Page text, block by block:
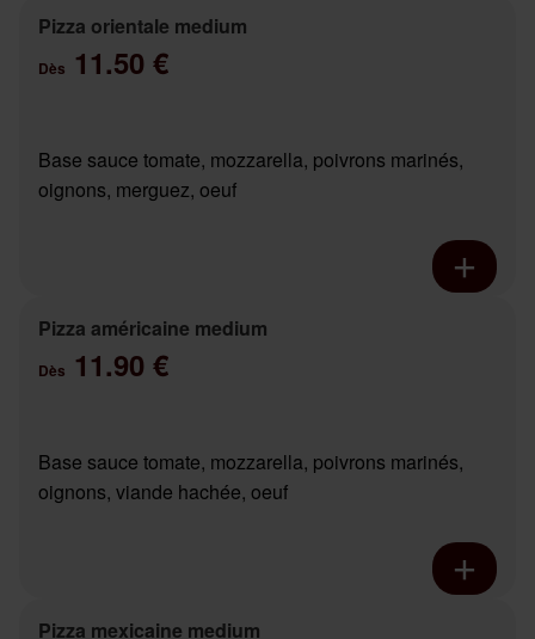
Pizza orientale medium
Dès 11.50 €
Base sauce tomate, mozzarella, poivrons marinés,
oignons, merguez, oeuf
Pizza américaine medium
Dès 11.90 €
Base sauce tomate, mozzarella, poivrons marinés,
oignons, viande hachée, oeuf
Pizza mexicaine medium